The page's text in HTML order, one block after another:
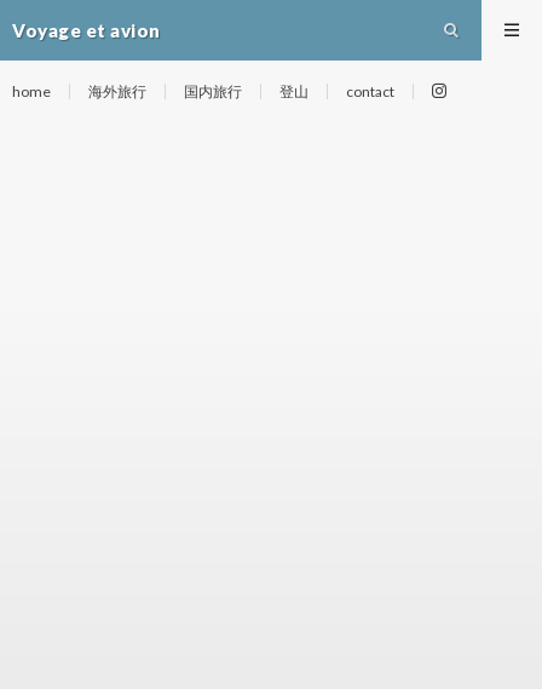
Voyage et avion
home 海外旅行 国内旅行 登山 contact